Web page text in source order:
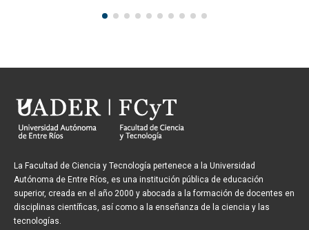
La Facultad de Ciencia y Tecnología pertenece a la Universidad
Autónoma de Entre Ríos, es una institución pública de educación
superior, creada en el año 2000 y abocada a la formación de docentes en
disciplinas científicas, así como a la enseñanza de la ciencia y las
tecnologías.